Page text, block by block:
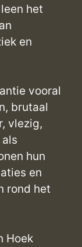
het
en
vooral
brutaal
vlezig,
hun
en
rond het
Hoek